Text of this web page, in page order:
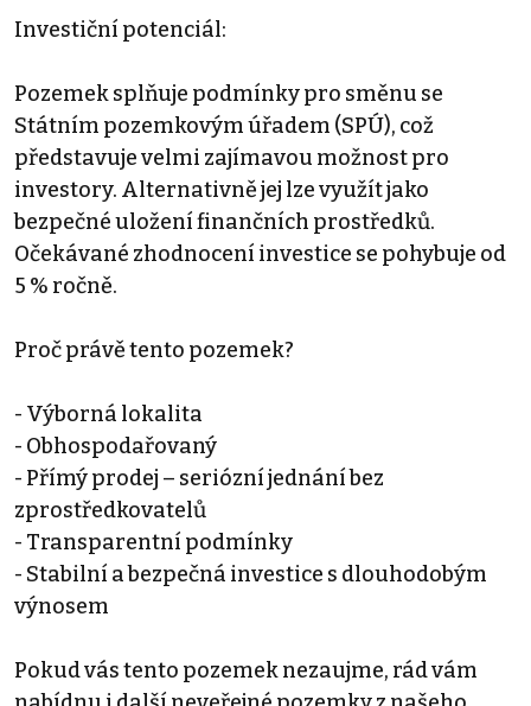
Investiční potenciál:
Pozemek splňuje podmínky pro směnu se
Státním pozemkovým úřadem (SPÚ), což
představuje velmi zajímavou možnost pro
investory. Alternativně jej lze využít jako
bezpečné uložení finančních prostředků.
Očekávané zhodnocení investice se pohybuje od
5 % ročně.
Proč právě tento pozemek?
- Výborná lokalita
- Obhospodařovaný
- Přímý prodej – seriózní jednání bez
zprostředkovatelů
- Transparentní podmínky
- Stabilní a bezpečná investice s dlouhodobým
výnosem
Pokud vás tento pozemek nezaujme, rád vám